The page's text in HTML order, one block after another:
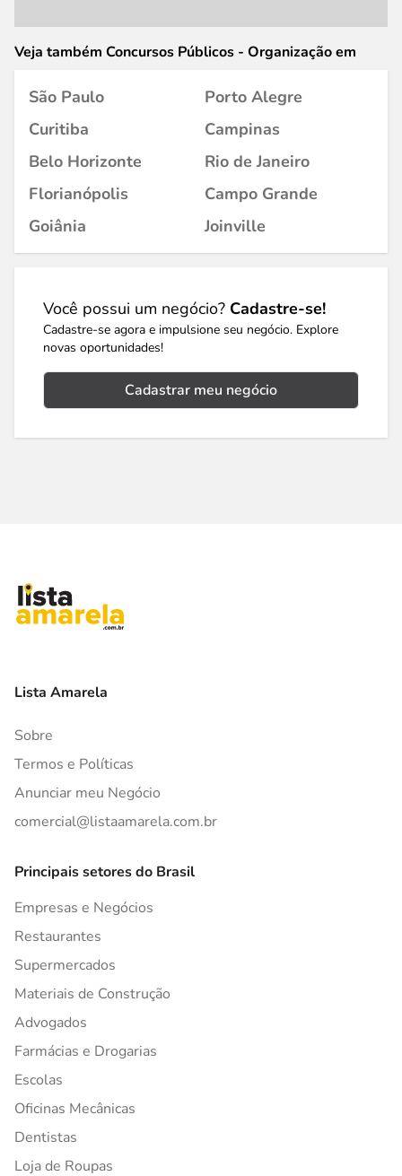
Veja também Concursos Públicos - Organização em
São Paulo
Porto Alegre
Curitiba
Campinas
Belo Horizonte
Rio de Janeiro
Florianópolis
Campo Grande
Goiânia
Joinville
Você possui um negócio? Cadastre-se!
Cadastre-se agora e impulsione seu negócio. Explore
novas oportunidades!
Cadastrar meu negócio
Lista Amarela
Sobre
Termos e Políticas
Anunciar meu Negócio
comercial@listaamarela.com.br
Principais setores do Brasil
Empresas e Negócios
Restaurantes
Supermercados
Materiais de Construção
Advogados
Farmácias e Drogarias
Escolas
Oficinas Mecânicas
Dentistas
Loja de Roupas